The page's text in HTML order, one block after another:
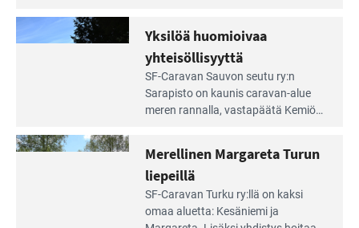
äärellä
ja
virkistysalueesta.
huomioivaa
yhteisöllisyyttä
Yksilöä huomioivaa
yhteisöllisyyttä
SF-Caravan Sauvon seutu ry:n
Sarapisto on kaunis caravan-alue
meren rannalla, vasta­päätä Kemiön
kymmenen paikkaa ilman sähköä.
Merellinen Margareta Turun
liepeillä
SF-Caravan Turku ry:llä on kaksi
omaa aluet­ta: Kesäniemi ja